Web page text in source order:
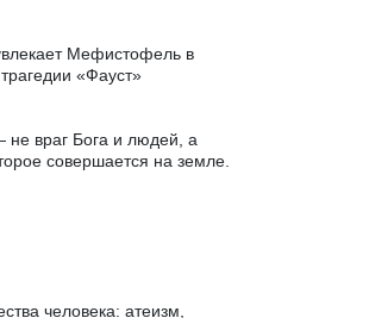
Мефистофель в
«Фауст»
враг Бога и людей, а
совершается на земле.
человека: атеизм,